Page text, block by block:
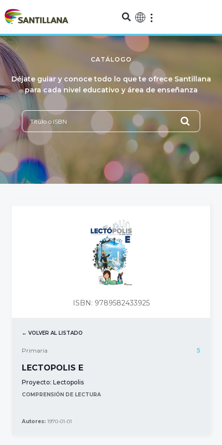
CATÁLOGO
Déjate guiar y conoce todo lo que te ofrece Santillana
para cada nivel educativo y área de enseñanza
← VOLVER AL LISTADO
Primaria 5
LECTOPOLIS E
Proyecto: Lectopolis
COMPRENSIÓN DE LECTURA
Autores: 1970-01-01
ISBN: 9789582433925